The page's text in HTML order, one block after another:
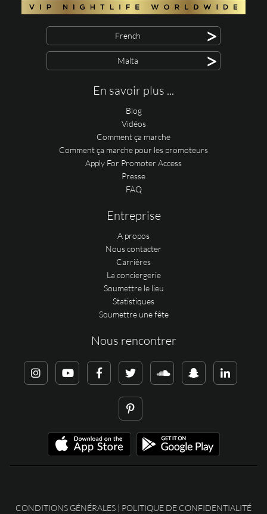
French >
Malta >
En savoir plus ...
Blog
Vidéos
Comment ça marche
Comment ça marche pour les promoteurs
Apply For Promoter Access
Presse
FAQ
Entreprise
A propos
Nous contacter
Carrières
La conciergerie
Soumettre le lieu
Statistiques
Soumettre une fête
Nous rencontrer
CONDITIONS GÉNÉRALES | POLITIQUE DE CONFIDENTIALITÉ